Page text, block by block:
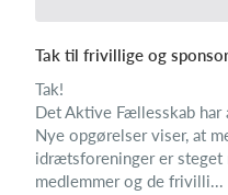
Tak til frivillige og
Tak!
Det Aktive Fællesskab
Nye opgørelser viser, at
idrætsforeninger er steget
medlemmer og de frivilli...